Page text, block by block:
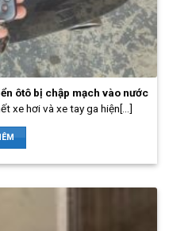
ôtô bị chập mạch vào nước
xe hơi và xe tay ga hiện[...]